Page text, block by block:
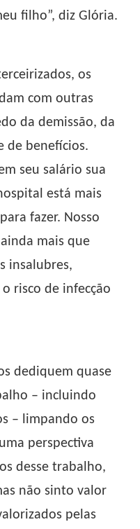
filho”, diz Glória.
os
com outras
da demissão, da
de benefícios.
seu salário sua
está mais
fazer. Nosso
mais que
insalubres,
risco de infecção
dediquem quase
– incluindo
– limpando os
perspectiva
desse trabalho,
não sinto valor
pelas